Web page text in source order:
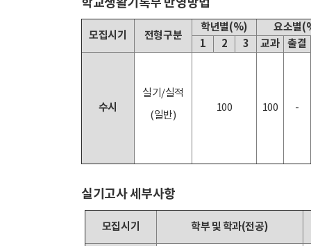
모집시기 전형구분
학년별(%) 요소별
1 2 3 교과 출결
수시
실기/실적
(일반)
100 100 -
실기고사 세부사항
모집시기 학부 및 학과(전공)